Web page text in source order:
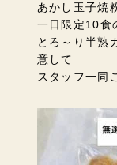
あかし玉子焼
一日限定10食
とろ～り半熟
意して
スタッフ一同